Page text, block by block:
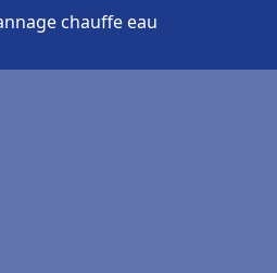
chauffe eau